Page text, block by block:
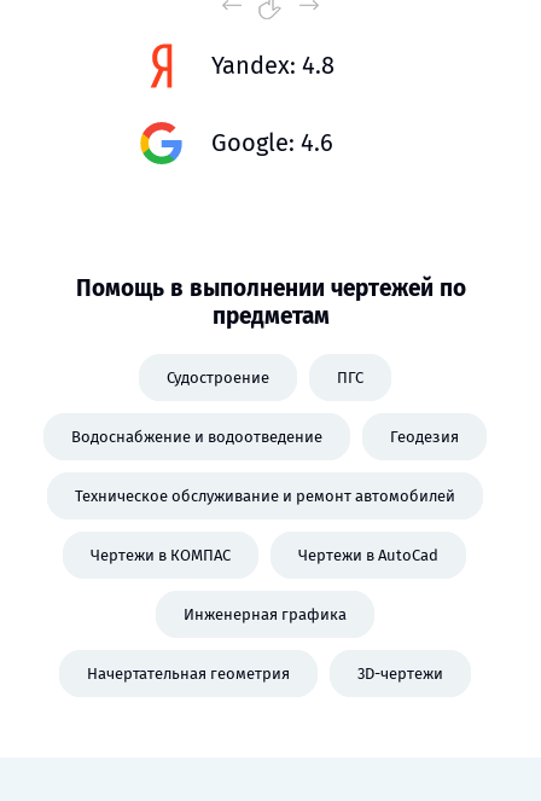
Yandex: 4.8
Google: 4.6
Помощь в выполнении чертежей по
предметам
Судостроение ПГС
Водоснабжение и водоотведение Геодезия
Техническое обслуживание и ремонт автомобилей
Чертежи в КОМПАС Чертежи в AutoCad
Инженерная графика
Начертательная геометрия 3D-чертежи